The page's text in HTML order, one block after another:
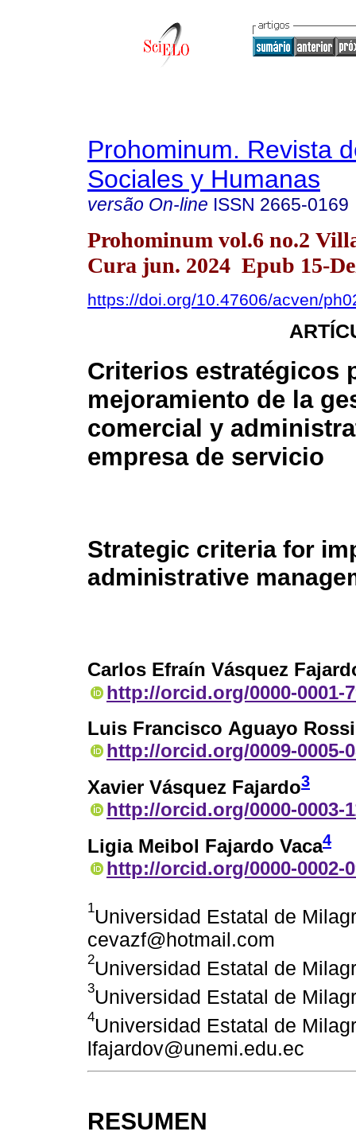
Prohominum. Revista
Sociales y Humanas
versão On-line ISSN 2665-0169
Prohominum vol.6 no.2
Cura jun. 2024 Epub 15-
https://doi.org/10.47606/acven/
Criterios estratégicos
mejoramiento de la
comercial y
empresa de servicio
Strategic criteria for
administrative
Carlos Efraín Vásquez
http://orcid.org/0000-0001-
Luis Francisco Aguayo
http://orcid.org/0009-0005-
Xavier Vásquez Fajardo3
http://orcid.org/0000-0003-
Ligia Meibol Fajardo Vaca4
http://orcid.org/0000-0002-
1Universidad Estatal de
cevazf@hotmail.com
2Universidad Estatal de
3Universidad Estatal de
4Universidad Estatal de
lfajardov@unemi.edu.ec
RESUMEN